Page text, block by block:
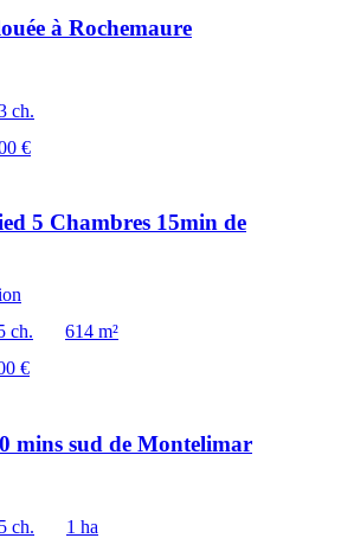
à Rochemaure
ch.
€
5 Chambres 15min de
ch.
614 m²
€
mins sud de Montelimar
5 ch.
1 ha